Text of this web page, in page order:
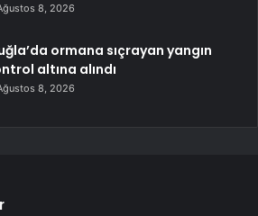
8, 2026
ormana sıçrayan yangın
altına alındı
8, 2026